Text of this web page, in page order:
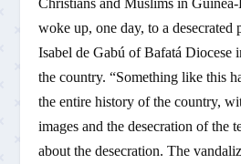
Christians and Muslims in
woke up, one day, to a desecrated
Isabel de Gabú of Bafatá Diocese
the country. “Something like this
the entire history of the country,
images and the desecration of the
about the desecration. The